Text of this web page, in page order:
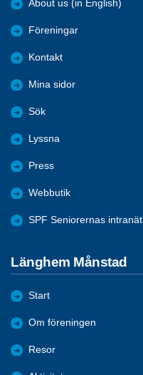
About us (in English)
Föreningar
Kontakt
Mina sidor
Sök
Lyssna
Press
Webbutik
SPF Seniorernas intranät
Länghem Månstad
Start
Om föreningen
Resor